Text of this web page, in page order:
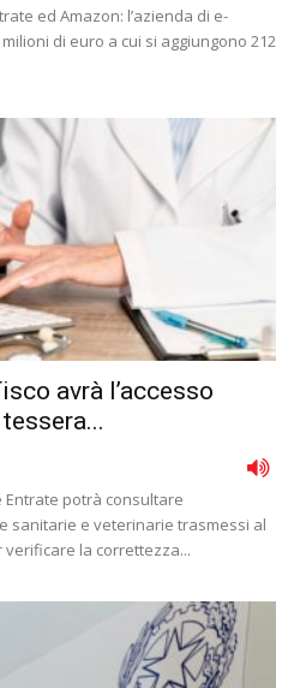
ed Amazon: l’azienda di e-
di euro a cui si aggiungono 212
avrà l’accesso
Entrate potrà consultare
sanitarie e veterinarie trasmessi al
la correttezza...